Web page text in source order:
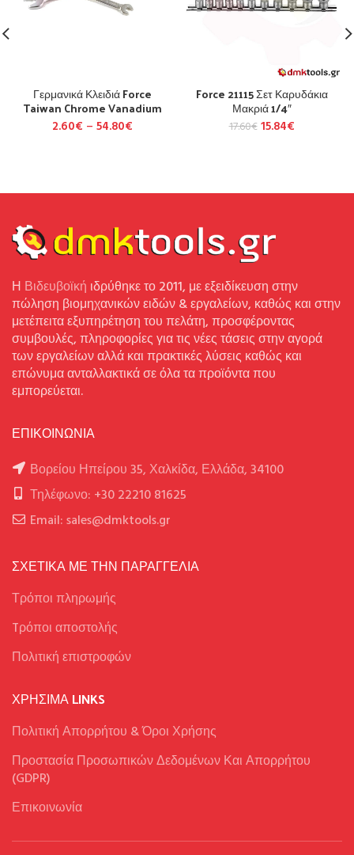
Γερμανικά Κλειδιά Force
Taiwan Chrome Vanadium
2.60€ – 54.80€
Force 21115 Σετ Καρυδάκια
Μακριά 1/4″
17.60€ 15.84€
Η Βιδευβοϊκή ιδρύθηκε το 2011, με εξειδίκευση στην
πώληση βιομηχανικών ειδών & εργαλείων, καθώς και στην
μετέπειτα εξυπηρέτηση του πελάτη, προσφέροντας
συμβουλές, πληροφορίες για τις νέες τάσεις στην αγορά
των εργαλείων αλλά και πρακτικές λύσεις καθώς και
επώνυμα ανταλλακτικά σε όλα τα προϊόντα που
εμπορεύεται.
ΕΠΙΚΟΙΝΩΝΙΑ
Βορείου Ηπείρου 35, Χαλκίδα, Ελλάδα, 34100
Τηλέφωνο: +30 22210 81625
Email: sales@dmktools.gr
ΣΧΕΤΙΚΑ ΜΕ ΤΗΝ ΠΑΡΑΓΓΕΛΙΑ
Τρόποι πληρωμής
Tρόποι αποστολής
Πολιτική επιστροφών
ΧΡΉΣΙΜΑ LINKS
Πολιτική Απορρήτου & Όροι Χρήσης
Προστασία Προσωπικών Δεδομένων Και Απορρήτου
(GDPR)
Επικοινωνία